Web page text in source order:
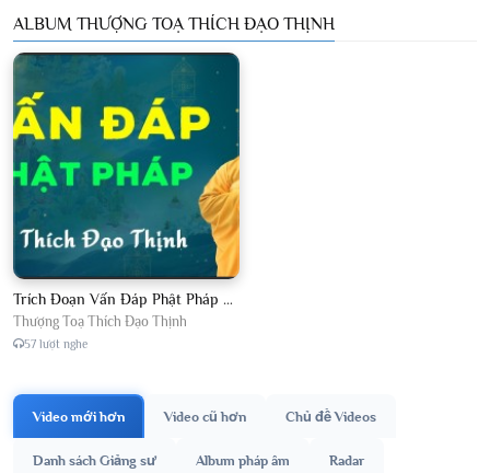
ALBUM THƯỢNG TOẠ THÍCH ĐẠO THỊNH
Trích Đoạn Vấn Đáp Phật Pháp 2026
Thượng Toạ Thích Đạo Thịnh
57 lượt nghe
Video mới hơn Video cũ hơn Chủ đề Videos
Danh sách Giảng sư Album pháp âm Radar